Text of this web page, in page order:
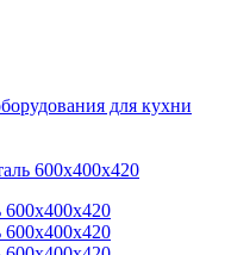
для кухни
600х400х420